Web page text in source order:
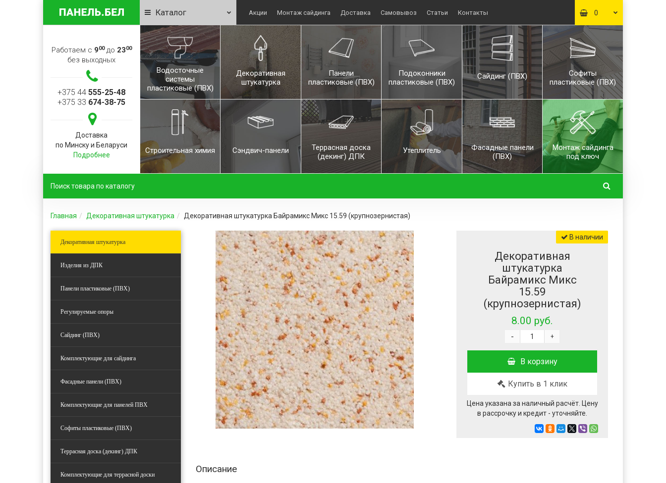
Каталог Акции Монтаж сайдинга Доставка Самовывоз Статьи Контакты 0
Работаем с 900до 2300
без выходных
+375 44 555-25-48
+375 33 674-38-75
Доставка
по Минску и Беларуси
Подробнее
Водосточные
системы
пластиковые (ПВХ)
Декоративная
штукатурка
Панели
пластиковые (ПВХ)
Подоконники
пластиковые (ПВХ)
Сайдинг (ПВХ)
Софиты
пластиковые (ПВХ)
Строительная химия Сэндвич-панели
Террасная доска
(декинг) ДПК
Утеплитель
Фасадные панели
(ПВХ)
Монтаж сайдинга
под ключ
Главная Декоративная штукатурка Декоративная штукатурка Байрамикс Микс 15.59 (крупнозернистая)
Декоративная штукатурка
Изделия из ДПК
Панели пластиковые (ПВХ)
Регулируемые опоры
Сайдинг (ПВХ)
Комплектующие для сайдинга
Фасадные панели (ПВХ)
Комплектующие для панелей ПВХ
Софиты пластиковые (ПВХ)
Террасная доска (декинг) ДПК
Комплектующие для террасной доски
В наличии
Декоративная
штукатурка
Байрамикс Микс
15.59
(крупнозернистая)
8.00 руб.
+
-
В корзину
Купить в 1 клик
Цена указана за наличный расчёт. Цену
в рассрочку и кредит - уточняйте.
Описание